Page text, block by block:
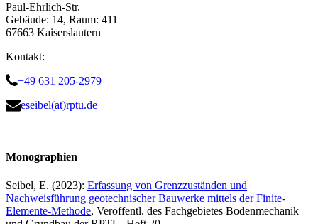
Paul-Ehrlich-Str.
Gebäude: 14, Raum: 411
67663 Kaiserslautern
Kontakt:
+49 631 205-2979
eseibel(at)rptu.de
Monographien
Seibel, E. (2023): Erfassung von Grenzzuständen und
Nachweisführung geotechnischer Bauwerke mittels der Finite-
Elemente-Methode, Veröffentl. des Fachgebietes Bodenmechanik